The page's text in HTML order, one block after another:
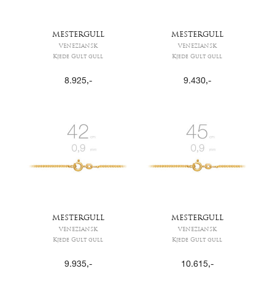
MESTERGULL
VENEZIANSK
Kjede Gult gull
8.925,-
MESTERGULL
VENEZIANSK
Kjede Gult gull
9.430,-
MESTERGULL
VENEZIANSK
Kjede Gult gull
9.935,-
MESTERGULL
VENEZIANSK
Kjede Gult gull
10.615,-